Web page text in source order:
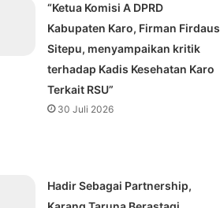
“Ketua Komisi A DPRD
Kabupaten Karo, Firman Firdaus
Sitepu, menyampaikan kritik
terhadap Kadis Kesehatan Karo
Terkait RSU”
30 Juli 2026
Hadir Sebagai Partnership,